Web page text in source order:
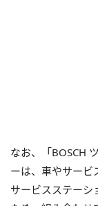
なお、「BOSCH
ーは、車やサービ
サービスステー